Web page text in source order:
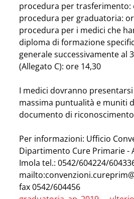
procedura per trasferimento:
procedura per graduatoria:
procedura per i medici che
diploma di formazione
generale successivamente al
(Allegato C): ore 14,30
I medici dovranno
massima puntualità e muniti
documento di
Per informazioni: Ufficio
Dipartimento Cure Primarie -
Imola tel.: 0542/604224/
fax 0542/604456